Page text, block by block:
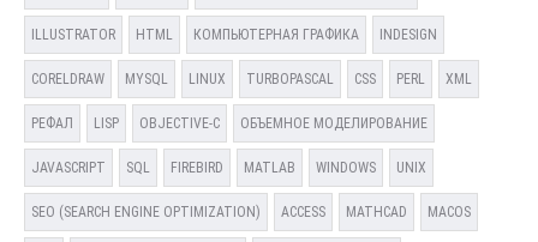
ILLUSTRATOR HTML КОМПЬЮТЕРНАЯ ГРАФИКА INDESIGN
CORELDRAW MYSQL LINUX TURBOPASCAL CSS PERL XML
РЕФАЛ LISP OBJECTIVE-C ОБЪЕМНОЕ МОДЕЛИРОВАНИЕ
JAVASCRIPT SQL FIREBIRD MATLAB WINDOWS UNIX
SEO (SEARCH ENGINE OPTIMIZATION) ACCESS MATHCAD MACOS